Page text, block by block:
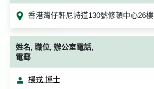
香港灣仔軒尼詩道130號修頓中心26樓
姓名, 職位, 辦公室電話,
電郵
楊戎 博士